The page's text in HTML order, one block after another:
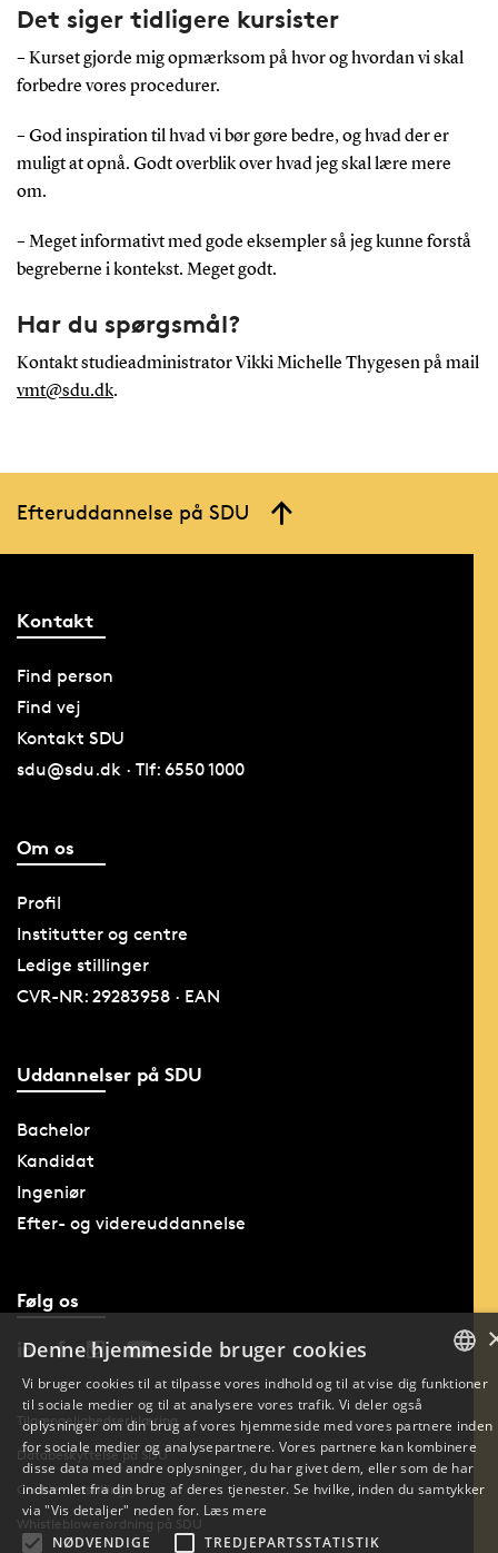
Det siger tidligere kursister
– Kurset gjorde mig opmærksom på hvor og hvordan vi skal
forbedre vores procedurer.
– God inspiration til hvad vi bør gøre bedre, og hvad der er
muligt at opnå. Godt overblik over hvad jeg skal lære mere
om.
– Meget informativt med gode eksempler så jeg kunne forstå
begreberne i kontekst. Meget godt.
Har du spørgsmål?
Kontakt studieadministrator Vikki Michelle Thygesen på mail
vmt@sdu.dk.
Efteruddannelse på SDU
Kontakt
Find person
Find vej
Kontakt SDU
sdu@sdu.dk · Tlf: 6550 1000
Om os
Profil
Institutter og centre
Ledige stillinger
CVR-NR: 29283958 · EAN
Uddannelser på SDU
Bachelor
Kandidat
Ingeniør
Efter- og videreuddannelse
Følg os
Tilgængelighedserklæring
Databeskyttelse på SDU
Cookie-indstillinger
Whistleblowerordning på SDU
ENGLISH
Denne hjemmeside bruger cookies
Vi bruger cookies til at tilpasse vores indhold og til at vise dig funktioner
til sociale medier og til at analysere vores trafik. Vi deler også
oplysninger om din brug af vores hjemmeside med vores partnere inden
for sociale medier og analysepartnere. Vores partnere kan kombinere
disse data med andre oplysninger, du har givet dem, eller som de har
indsamlet fra din brug af deres tjenester. Se hvilke, inden du samtykker
via "Vis detaljer" neden for. Læs mere
NØDVENDIGE
TREDJEPARTSSTATISTIK